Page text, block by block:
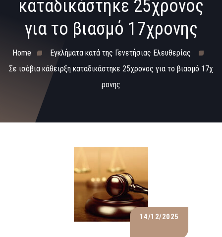
καταδικάστηκε 25χρονος
για το βιασμό 17χρονης
Home
Εγκλήματα κατά της Γενετήσιας Ελευθερίας
Σε ισόβια κάθειρξη καταδικάστηκε 25χρονος για το βιασμό 17χ
ρονης
14/12/2025